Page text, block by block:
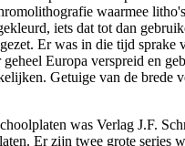
waarmee
iets dat tot dan
Er was in die tijd
Europa verspreid en
Getuige van de brede
was Verlag J.F.
Er zijn twee grote series